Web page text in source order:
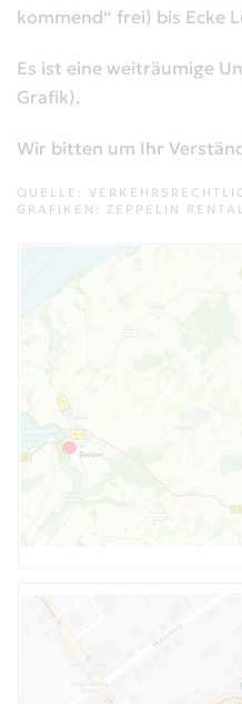
kommend“ frei) bis Ecke
Es ist eine weiträumige
Grafik).
Wir bitten um Ihr
QUELLE:
GRAFIKEN: ZEPPELIN